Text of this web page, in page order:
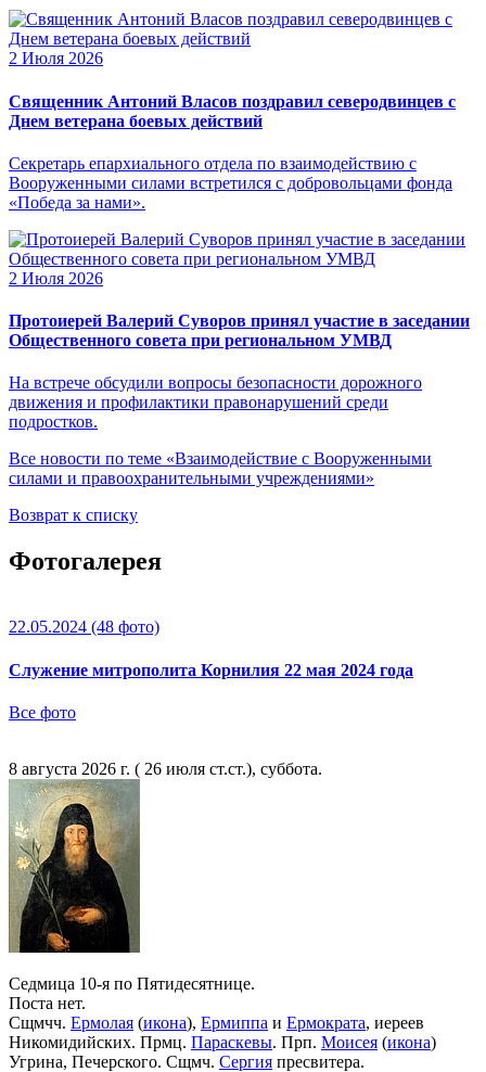
2 Июля 2026
Священник Антоний Власов поздравил северодвинцев с
Днем ветерана боевых действий
Секретарь епархиального отдела по взаимодействию с
Вооруженными силами встретился с добровольцами фонда
«Победа за нами».
2 Июля 2026
Протоиерей Валерий Суворов принял участие в заседании
Общественного совета при региональном УМВД
На встрече обсудили вопросы безопасности дорожного
движения и профилактики правонарушений среди
подростков.
Все новости по теме «Взаимодействие с Вооруженными
силами и правоохранительными учреждениями»
Возврат к списку
Фотогалерея
22.05.2024 (48 фото)
Служение митрополита Корнилия 22 мая 2024 года
Все фото
8 августа 2026 г. ( 26 июля ст.ст.), суббота.
Седмица 10-я по Пятидесятнице.
Поста нет.
Сщмчч. Ермолая (икона), Ермиппа и Ермократа, иереев
Никомидийских. Прмц. Параскевы. Прп. Моисея (икона)
Угрина, Печерского. Сщмч. Сергия пресвитера.